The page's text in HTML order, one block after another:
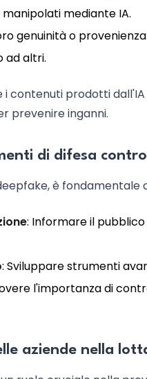
mediante IA.
genuinità o provenienza.
ad altri.
contenuti prodotti
prevenire inganni.
di difesa
è
: Informare il
: Sviluppare strumenti
l'importanza di
aziende nella